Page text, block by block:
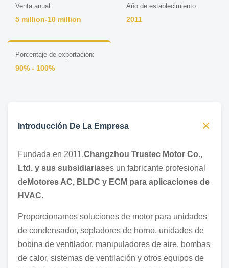
Venta anual:
5 million-10 million
Año de establecimiento:
2011
Porcentaje de exportación:
90% - 100%
Introducción De La Empresa
Fundada en 2011,Changzhou Trustec Motor Co.,
Ltd. y sus subsidiariases un fabricante profesional
deMotores AC, BLDC y ECM para aplicaciones de
HVAC.
Proporcionamos soluciones de motor para unidades
de condensador, sopladores de horno, unidades de
bobina de ventilador, manipuladores de aire, bombas
de calor, sistemas de ventilación y otros equipos de